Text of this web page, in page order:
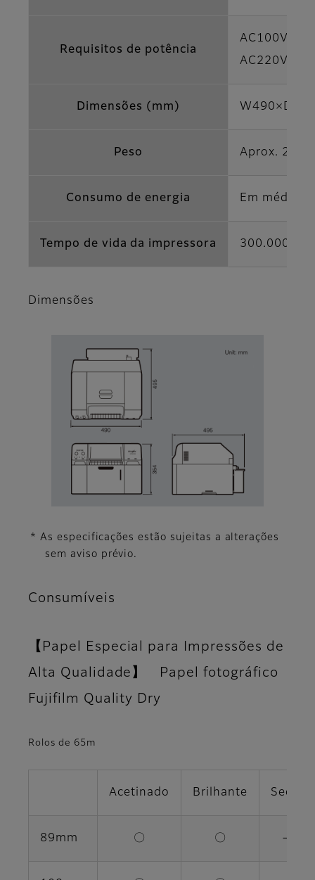
Requisitos de potência
AC100V-
AC220V-
Dimensões (mm)
Peso Aprox.
Consumo de energia Em média,
Tempo de vida da impressora 300.000
Dimensões
* As especificações estão sujeitas a alterações
sem aviso prévio.
Consumíveis
【Papel Especial para Impressões de
Alta Qualidade】 Papel fotográfico
Fujifilm Quality Dry
Rolos de 65m
Acetinado Brilhante Seda
89mm 〇 〇 －